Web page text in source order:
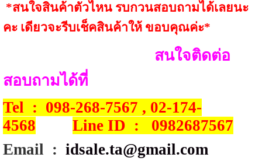
*สนใจสินค้าตัวไหน รบกวนสอบถามได้เลยนะ
คะ เดียวจะรีบเช็คสินค้าให้ ขอบคุณค่ะ*
สนใจติดต่อ
สอบถามได้ที่
Tel : 098-268-7567 , 02-174-
4568
Line ID : 0982687567
Email : idsale.ta@gmail.com